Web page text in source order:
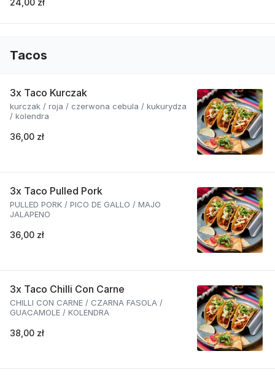
Tacos
3x Taco Kurczak
kurczak / roja / czerwona cebula / kukurydza
/ kolendra
36,00 zł
3x Taco Pulled Pork
PULLED PORK / PICO DE GALLO / MAJO
JALAPENO
36,00 zł
3x Taco Chilli Con Carne
CHILLI CON CARNE / CZARNA FASOLA /
GUACAMOLE / KOLENDRA
38,00 zł